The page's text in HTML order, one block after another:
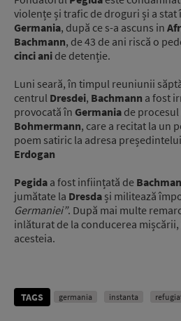
violențe și trafic de droguri și a stat
Germania, după ce s-a ascuns in
Bachmann, de 43 de ani riscă o
cinci ani de detenție.
Luni seară, în timpul reuniunii
centrul Dresdei, Bachmann a fost
provocată în Germania de
Bohmermann, care a recitat la un
poem satiric la adresa
Erdogan
Pegida a fost inființată de
jumătate la Dresda și militează
Germaniei”. După mai multe
inlăturat de la conducerea
acesteia.
TAGS germania instanta